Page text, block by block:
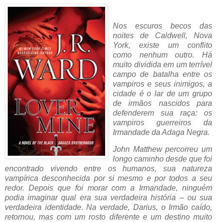
Nos escuros becos das
noites de Caldwell, Nova
York, existe um conflito
como nenhum outro. Há
muito dividida em um terrível
campo de batalha entre os
vampiros e seus inimigos, a
cidade é o lar de um grupo
de irmãos nascidos para
defenderem sua raça: os
vampiros guerreiros da
Irmandade da Adaga Negra.
John Matthew percorreu um
longo caminho desde que foi
encontrado vivendo entre os humanos, sua natureza
vampírica desconhecida por si mesmo e por todos a seu
redor. Depois que foi morar com a Irmandade, ninguém
podia imaginar qual era sua verdadeira história – ou sua
verdadeira identidade. Na verdade, Darius, o Irmão caído,
retornou, mas com um rosto diferente e um destino muito